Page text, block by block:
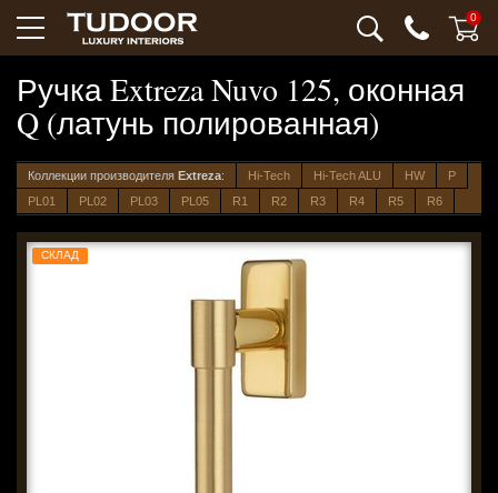
0
Ручка Extreza Nuvo 125, оконная
Q (латунь полированная)
Коллекции производителя Extreza: Hi-Tech Hi-Tech ALU HW
P
PL01
PL02 PL03 PL05 R1 R2 R3 R4 R5 R6
СКЛАД